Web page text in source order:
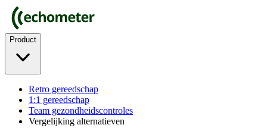
Product
Retro gereedschap
1:1 gereedschap
Team gezondheidscontroles
Vergelijking alternatieven